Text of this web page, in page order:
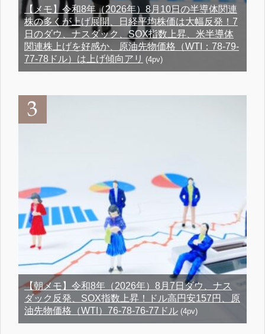
【メモ】令和8年（2026年）8月10日の半導体関連
株の多くが上げ展開、日経平均株価は大幅反発！7
日のダウ、ナスダック、SOX指数上昇、米半導体
関連株上げを好感か、原油先物価格（WTI：78-79-
77-78ドル）は上げ傾向アリ (4pv)
【朝メモ】令和8年（2026年）8月7日ダウ、ナス
ダック反発、SOX指数上昇！ドル高円安157円、原
油先物価格（WTI）76-78-76-77ドル (4pv)